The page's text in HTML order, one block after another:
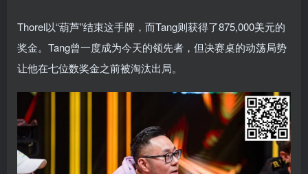
Thorel以“葫芦”结束这手牌，而Tang则获得了875,000美元的
奖金。Tang曾一度成为今天的领先者，但决赛桌的动荡局势
让他在七位数奖金之前被淘汰出局。